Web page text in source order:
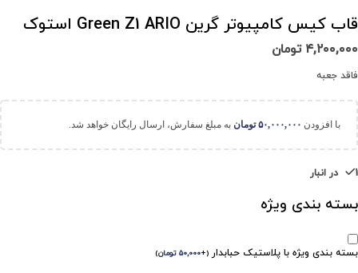
قاب کیس کامپیوتر گرین Green Z1 ARIO استوک
۴,۲۰۰,۰۰۰ تومان
فاقد جعبه
با افزودن ۵۰,۰۰۰,۰۰۰ تومان به مبلغ سفارش، ارسال رایگان خواهد شد.
1 در انبار
بسته بندی ویژه
بسته بندی ویژه با پلاستیک حبابدار (
+۵۰,۰۰۰ تومان)